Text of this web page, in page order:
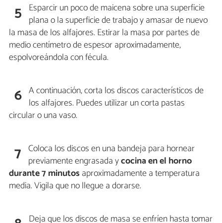
5 Esparcir un poco de maicena sobre una superficie
plana o la superficie de trabajo y amasar de nuevo
la masa de los alfajores. Estirar la masa por partes de
medio centímetro de espesor aproximadamente,
espolvoreándola con fécula.
6 A continuación, corta los discos característicos de
los alfajores. Puedes utilizar un corta pastas
circular o una vaso.
7 Coloca los discos en una bandeja para hornear
previamente engrasada ycocina en el horno
durante 7 minutos aproximadamente a temperatura
media. Vigila que no llegue a dorarse.
Deja que los discos de masa se enfríen hasta tomar